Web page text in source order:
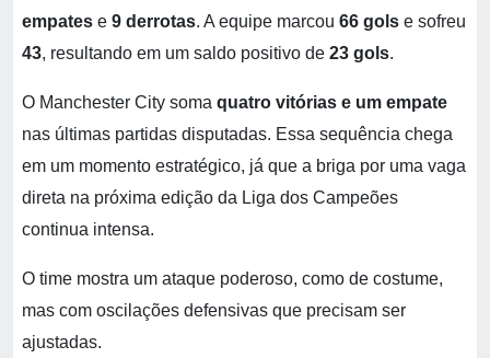
empates e 9 derrotas. A equipe marcou 66 gols e sofreu
43, resultando em um saldo positivo de 23 gols.
O Manchester City soma quatro vitórias e um empate
nas últimas partidas disputadas. Essa sequência chega
em um momento estratégico, já que a briga por uma vaga
direta na próxima edição da Liga dos Campeões
continua intensa.
O time mostra um ataque poderoso, como de costume,
mas com oscilações defensivas que precisam ser
ajustadas.